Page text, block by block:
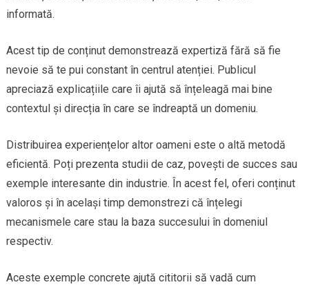
informată.
Acest tip de conținut demonstrează expertiză fără să fie
nevoie să te pui constant în centrul atenției. Publicul
apreciază explicațiile care îi ajută să înțeleagă mai bine
contextul și direcția în care se îndreaptă un domeniu.
Distribuirea experiențelor altor oameni este o altă metodă
eficientă. Poți prezenta studii de caz, povești de succes sau
exemple interesante din industrie. În acest fel, oferi conținut
valoros și în același timp demonstrezi că înțelegi
mecanismele care stau la baza succesului în domeniul
respectiv.
Aceste exemple concrete ajută cititorii să vadă cum